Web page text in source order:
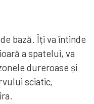
bază. Îți va întinde
a spatelui, va
dureroase și
sciatic,